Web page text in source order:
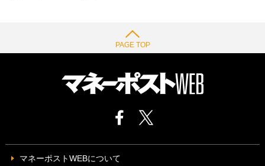
PAGE TOP
マネーポストWEBについて